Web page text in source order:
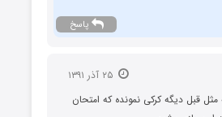
پاسخ
قبل دیگه کرکی نمونده که امتحان